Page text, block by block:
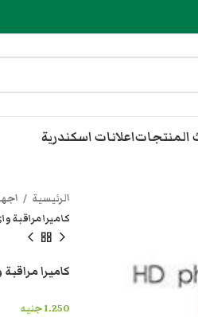
المنتجاتاعلانات اسكندرية
الرئيسية
كاميرا مراقبة
كاميرا
1.250جنيه